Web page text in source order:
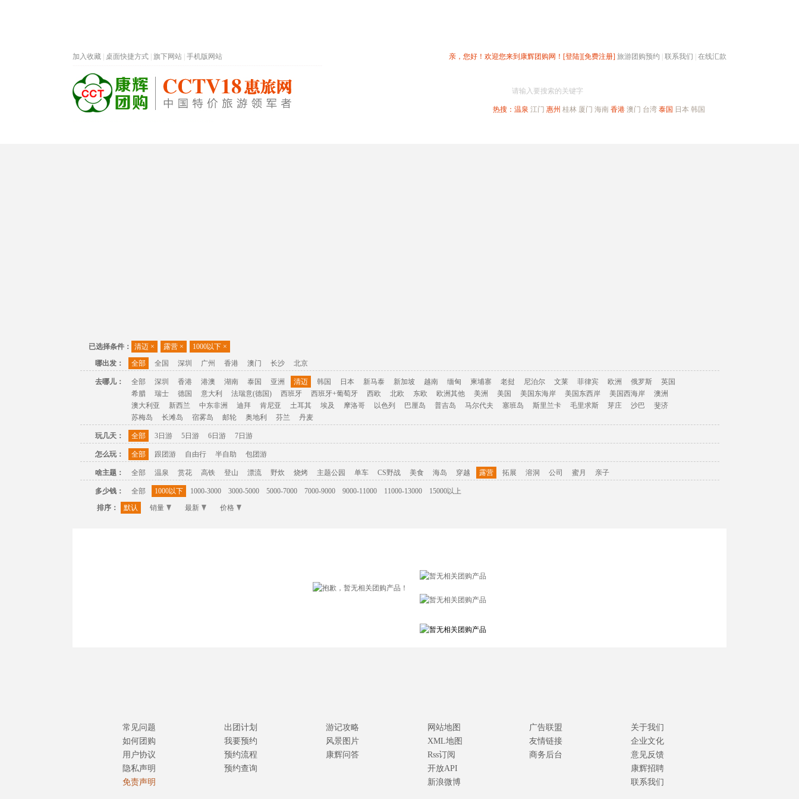
亲，您好！欢迎您来到康辉团购网！ [登陆][免费注册] 旅游团购预约 联系我们 在线汇款
加入收藏 桌面快捷方式 旗下网站 手机版网站
请输入要搜索的关键字
热搜： 温泉 江门 惠州 桂林 厦门 海南 香港 澳门 台湾 泰国 日本 韩国
已选择条件： 清迈 × 露营 × 1000以下 ×
哪出发：
全部 全国 深圳 广州 香港 澳门 长沙 北京
去哪儿： 全部 深圳 香港 港澳 湖南 泰国 亚洲 清迈 韩国 日本 新马泰 新加坡 越南 缅甸 柬埔寨 老挝 尼泊尔 文莱 菲律宾 欧洲 俄罗斯
英国
希腊
瑞士 德国 意大利 法瑞意(德国) 西班牙 西班牙+葡萄牙 西欧 北欧 东欧 欧洲其他 美洲 美国 美国东海岸 美国东西岸 美国西海岸
澳洲
澳大利亚
新西兰 中东非洲 迪拜 肯尼亚 土耳其 埃及 摩洛哥 以色列 巴厘岛 普吉岛 马尔代夫 塞班岛 斯里兰卡 毛里求斯 芽庄 沙巴
斐济
苏梅岛
长滩岛 宿雾岛 邮轮 奥地利 芬兰 丹麦
玩几天： 全部 3日游 5日游 6日游 7日游
怎么玩： 全部 跟团游 自由行 半自助 包团游
啥主题： 全部 温泉 赏花 高铁 登山 漂流 野炊 烧烤 主题公园 单车 CS野战 美食 海岛 穿越 露营 拓展 溶洞 公司 蜜月 亲子
多少钱： 全部 1000以下 1000-3000 3000-5000 5000-7000 7000-9000 9000-11000 11000-13000
15000以上
排序：
默认 销量 最新 价格
常见问题
如何团购
用户协议
隐私声明
免责声明
出团计划
我要预约
预约流程
预约查询
游记攻略
风景图片
康辉问答
网站地图
XML地图
Rss订阅
开放API
新浪微博
广告联盟
友情链接
商务后台
关于我们
企业文化
意见反馈
康辉招聘
联系我们